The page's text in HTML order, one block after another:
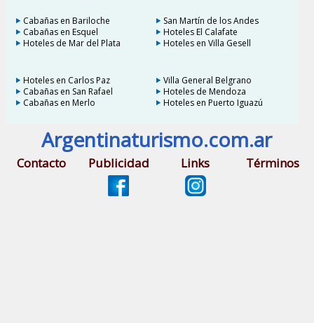
Cabañas en Bariloche
San Martín de los Andes
Cabañas en Esquel
Hoteles El Calafate
Hoteles de Mar del Plata
Hoteles en Villa Gesell
Hoteles en Carlos Paz
Villa General Belgrano
Cabañas en San Rafael
Hoteles de Mendoza
Cabañas en Merlo
Hoteles en Puerto Iguazú
Argentinaturismo.com.ar
Contacto Publicidad Links Términos